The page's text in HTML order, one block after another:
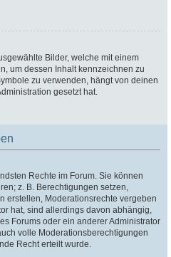
Bilder, welche mit einem
um dessen Inhalt kennzeichnen zu
zu verwenden, hängt von deinen
gesetzt hat.
Rechte im Forum. Sie können
z. B. Berechtigungen setzen,
erstellen, Moderationsrechte vergeben
hat, sind allerdings davon abhängig,
Forums oder ein anderer Administrator
volle Moderationsberechtigungen
Recht erteilt wurde.